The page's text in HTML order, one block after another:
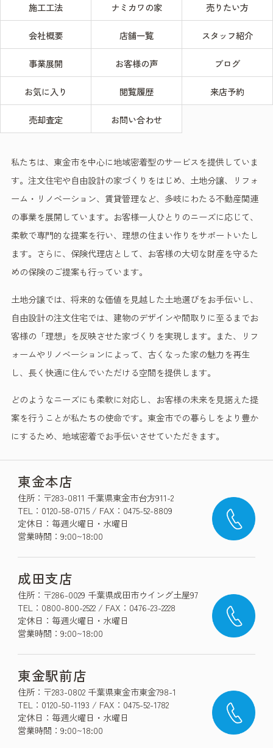
施工工法 ナミカワの家 売りたい方
会社概要 店舗一覧 スタッフ紹介
事業展開 お客様の声 ブログ
お気に入り 閲覧履歴 来店予約
売却査定 お問い合わせ
私たちは、東金市を中心に地域密着型のサービスを提供していま
す。注文住宅や自由設計の家づくりをはじめ、土地分譲、リフォ
ーム・リノベーション、賃貸管理など、多岐にわたる不動産関連
の事業を展開しています。お客様一人ひとりのニーズに応じて、
柔軟で専門的な提案を行い、理想の住まい作りをサポートいたし
ます。さらに、保険代理店として、お客様の大切な財産を守るた
めの保険のご提案も行っています。
土地分譲では、将来的な価値を見越した土地選びをお手伝いし、
自由設計の注文住宅では、建物のデザインや間取りに至るまでお
客様の「理想」を反映させた家づくりを実現します。また、リフ
ォームやリノベーションによって、古くなった家の魅力を再生
し、長く快適に住んでいただける空間を提供します。
どのようなニーズにも柔軟に対応し、お客様の未来を見据えた提
案を行うことが私たちの使命です。東金市での暮らしをより豊か
にするため、地域密着でお手伝いさせていただきます。
東金本店
住所：〒283-0811 千葉県東金市台方911-2
TEL：0120-58-0715 / FAX：0475-52-8809
定休日：毎週火曜日・水曜日
営業時間：9:00~18:00
成田支店
住所：〒286-0029 千葉県成田市ウイング土屋97
TEL：0800-800-2522 / FAX：0476-23-2228
定休日：毎週火曜日・水曜日
営業時間：9:00~18:00
東金駅前店
住所：〒283-0802 千葉県東金市東金798-1
TEL：0120-50-1193 / FAX：0475-52-1782
定休日：毎週火曜日・水曜日
営業時間：9:00~18:00